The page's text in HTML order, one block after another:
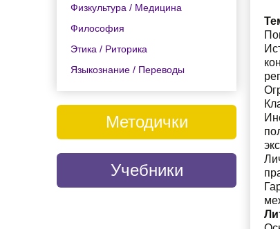
Физкультура / Медицина
Философия
Этика / Риторика
Языкознание / Переводы
Методички
Учебники